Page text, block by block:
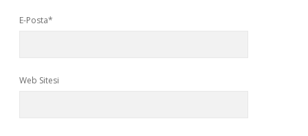
E-Posta*
Web Sitesi